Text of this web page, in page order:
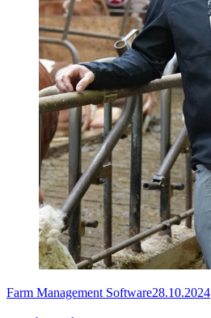
Farm Management Software28.10.2024